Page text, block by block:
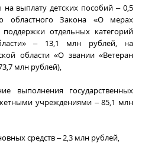
выплату детских пособий – 0,5
областного Закона «О мерах
поддержки отдельных категорий
– 13,1 млн рублей, на
области «О звании «Ветеран
млн рублей),
выполнения государственных
учреждениями – 85,1 млн
средств – 2,3 млн рублей,